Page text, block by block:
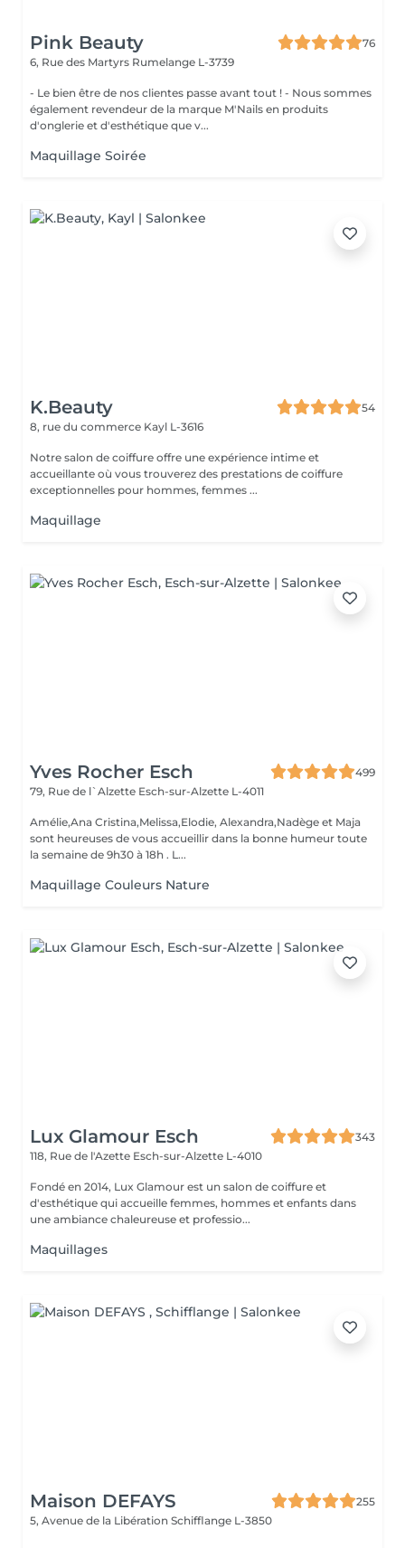
Pink Beauty
76
6, Rue des Martyrs Rumelange L-3739
- Le bien être de nos clientes passe avant tout ! - Nous sommes
également revendeur de la marque M'Nails en produits
d'onglerie et d'esthétique que v...
Maquillage Soirée
K.Beauty
54
8, rue du commerce Kayl L-3616
Notre salon de coiffure offre une expérience intime et
accueillante où vous trouverez des prestations de coiffure
exceptionnelles pour hommes, femmes ...
Maquillage
Yves Rocher Esch
499
79, Rue de l`Alzette Esch-sur-Alzette L-4011
Amélie,Ana Cristina,Melissa,Elodie, Alexandra,Nadège et Maja
sont heureuses de vous accueillir dans la bonne humeur toute
la semaine de 9h30 à 18h . L...
Maquillage Couleurs Nature
Lux Glamour Esch
343
118, Rue de l'Azette Esch-sur-Alzette L-4010
Fondé en 2014, Lux Glamour est un salon de coiffure et
d'esthétique qui accueille femmes, hommes et enfants dans
une ambiance chaleureuse et professio...
Maquillages
Maison DEFAYS
255
5, Avenue de la Libération Schifflange L-3850